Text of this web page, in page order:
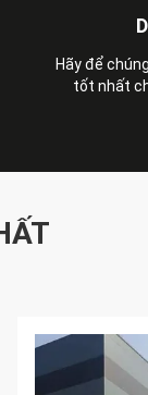
Hãy để
tốt nhất